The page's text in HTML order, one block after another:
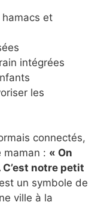
et
intégrées
les
connectés,
maman : « On
notre petit
un symbole de
ville à la